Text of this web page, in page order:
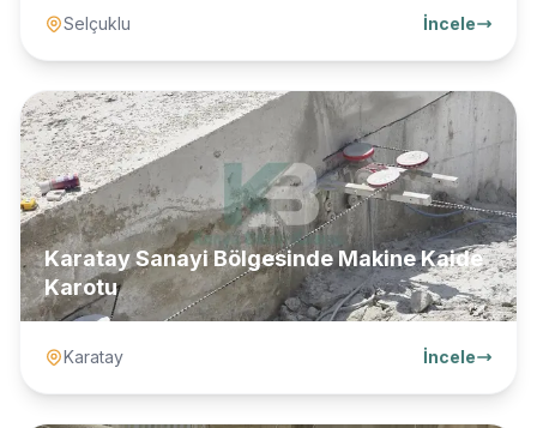
Selçuklu İncele
Karatay Sanayi Bölgesinde Makine Kaide
Karotu
Karatay İncele